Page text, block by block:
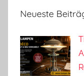
Neueste